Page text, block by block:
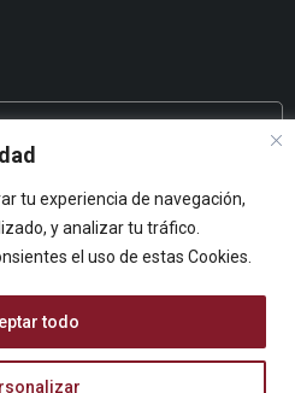
tu experiencia de navegación,
y analizar tu tráfico.
el uso de estas Cookies.
todo
buscas?
opinión